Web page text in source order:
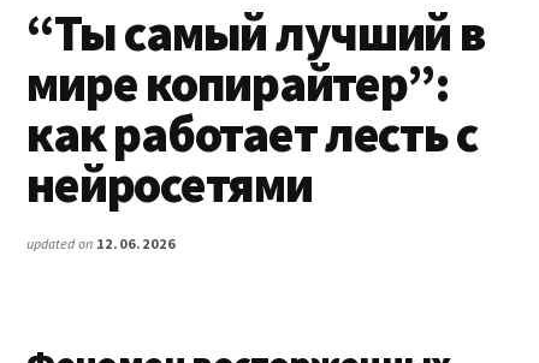
“Ты самый лучший в
мире копирайтер”:
как работает лесть с
нейросетями
updated on 12.06.2026